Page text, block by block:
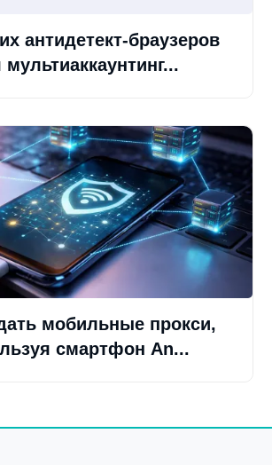
антидетект-браузеров
мобильные прокси,
смартфон An...